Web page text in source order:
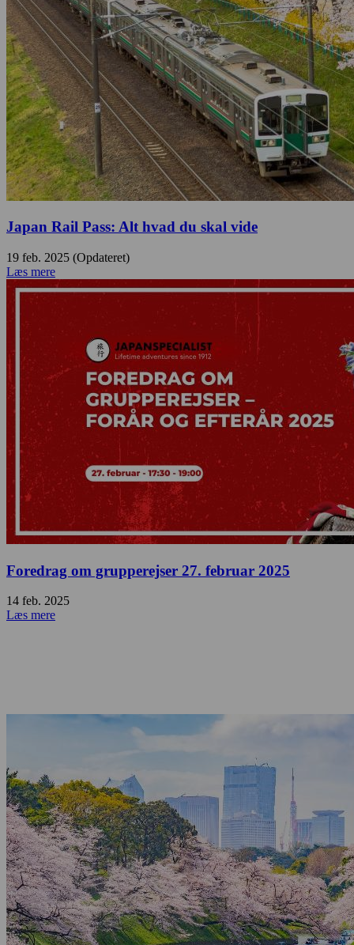
Japan Rail Pass: Alt hvad du skal vide
19 feb. 2025 (Opdateret)
Læs mere
Foredrag om grupperejser 27. februar 2025
14 feb. 2025
Læs mere